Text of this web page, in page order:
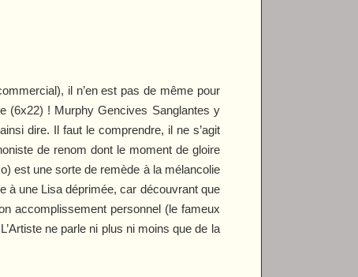
il n’en est pas de même pour
(6x22) ! Murphy Gencives Sanglantes y
dire. Il faut le comprendre, il ne s’agit
de renom dont le moment de gloire
est une sorte de remède à la mélancolie
à une Lisa déprimée, car découvrant que
accomplissement personnel (le fameux
ne parle ni plus ni moins que de la